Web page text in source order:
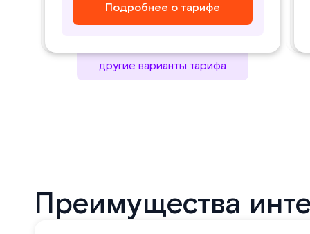
Подробнее о тарифе
Подробнее о тарифе
другие варианты тарифа
Преимущества